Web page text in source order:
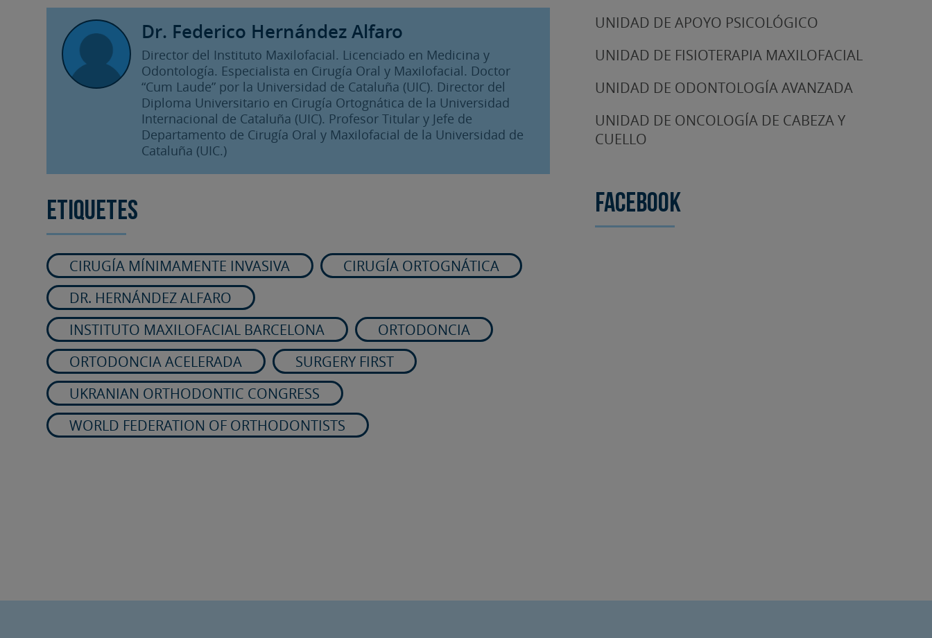
Dr. Federico Hernández Alfaro
Director del Instituto Maxilofacial. Licenciado en Medicina y
Odontología. Especialista en Cirugía Oral y Maxilofacial. Doctor
“Cum Laude” por la Universidad de Cataluña (UIC). Director del
Diploma Universitario en Cirugía Ortognática de la Universidad
Internacional de Cataluña (UIC). Profesor Titular y Jefe de
Departamento de Cirugía Oral y Maxilofacial de la Universidad de
Cataluña (UIC.)
Etiquetes
CIRUGÍA MÍNIMAMENTE INVASIVA
CIRUGÍA ORTOGNÁTICA
DR. HERNÁNDEZ ALFARO
INSTITUTO MAXILOFACIAL BARCELONA
ORTODONCIA
ORTODONCIA ACELERADA
SURGERY FIRST
UKRANIAN ORTHODONTIC CONGRESS
WORLD FEDERATION OF ORTHODONTISTS
UNIDAD DE APOYO PSICOLÓGICO
UNIDAD DE FISIOTERAPIA MAXILOFACIAL
UNIDAD DE ODONTOLOGÍA AVANZADA
UNIDAD DE ONCOLOGÍA DE CABEZA Y
CUELLO
Facebook